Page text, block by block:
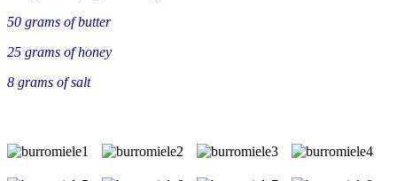
50 grams of butter
25 grams of honey
8 grams of salt